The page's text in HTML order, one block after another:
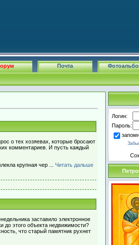
Почта
о тех хозяевах, которые бросают
комментариев. И пусть каждый
крупная чер
Читать дальше
заставило электронное
до этого объекта недвижимости?
что старый памятник рухнет
Логин:
Пароль: